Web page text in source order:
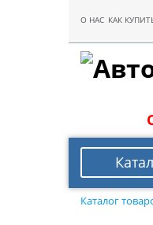
О НАС КАК
Каталог